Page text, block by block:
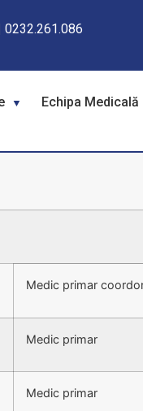
0232.261.086
Echipa Medicală
Medic primar
Medic primar
Medic primar